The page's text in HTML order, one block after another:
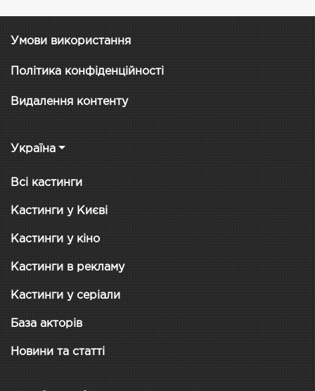
Умови використання
Політика конфіденційності
Видалення контенту
Україна
Всі кастинги
Кастинги у Києві
Кастинги у кіно
Кастинги в рекламу
Кастинги у серіали
База акторів
Новини та статті